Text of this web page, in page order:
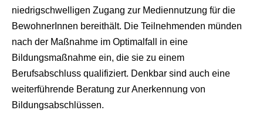
niedrigschwelligen Zugang zur Mediennutzung für die
BewohnerInnen bereithält. Die Teilnehmenden münden
nach der Maßnahme im Optimalfall in eine
Bildungsmaßnahme ein, die sie zu einem
Berufsabschluss qualifiziert. Denkbar sind auch eine
weiterführende Beratung zur Anerkennung von
Bildungsabschlüssen.